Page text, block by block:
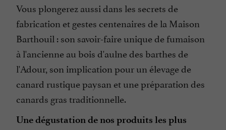
Vous plongerez aussi dans les secrets de
fabrication et gestes centenaires de la Maison
Barthouil : son savoir-faire unique de fumaison
à l'ancienne au bois d'aulne des barthes de
l'Adour, son implication pour un élevage de
canard rustique paysan et une préparation des
canards gras traditionnelle.
Une dégustation de nos produits les plus